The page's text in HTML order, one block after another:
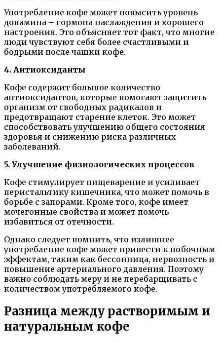
Употребление кофе может повысить уровень
допамина – гормона наслаждения и хорошего
настроения. Это объясняет тот факт, что многие
люди чувствуют себя более счастливыми и
бодрыми после чашки кофе.
4. Антиоксиданты
Кофе содержит большое количество
антиоксидантов, которые помогают защитить
организм от свободных радикалов и
предотвращают старение клеток. Это может
способствовать улучшению общего состояния
здоровья и снижению риска различных
заболеваний.
5. Улучшение физиологических процессов
Кофе стимулирует пищеварение и усиливает
перистальтику кишечника, что может помочь в
борьбе с запорами. Кроме того, кофе имеет
мочегонные свойства и может помочь
избавиться от отечности.
Однако следует помнить, что излишнее
употребление кофе может привести к побочным
эффектам, таким как бессонница, нервозность и
повышение артериального давления. Поэтому
важно соблюдать меру и не перебарщивать с
количеством употребляемого кофе.
Разница между растворимым и
натуральным кофе